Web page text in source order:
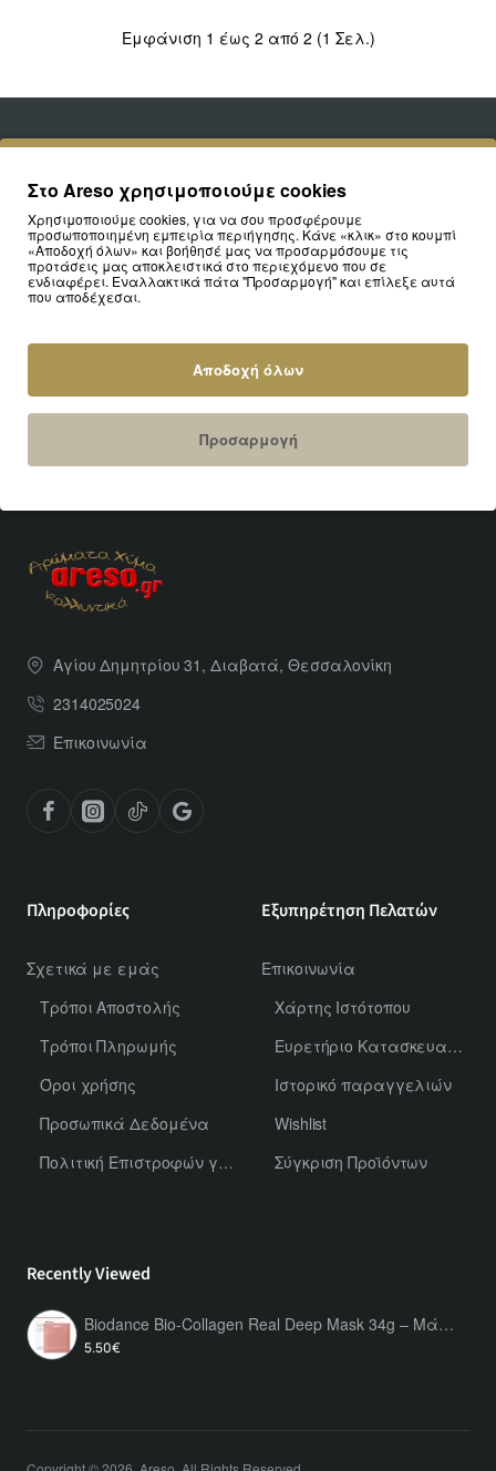
Εμφάνιση 1 έως 2 από 2 (1 Σελ.)
Κάνε Εγγραφή και Κέρδισε
-10%
Μάθε πρώτος τις πιο hot προσφορές! Με την
κουπόνι με έκπτωση -10% για την πρώτη σου
αγορά
Enter
Αγίου Δημητρίου 31, Διαβατά, Θεσσαλονίκη
2314025024
Επικοινωνία
Πληροφορίες
Σχετικά με εμάς
Τρόποι Αποστολής
Τρόποι Πληρωμής
Όροι χρήσης
Προσωπικά Δεδομένα
Πολιτική Επιστροφών για Χύμα Αρώματα
Εξυπηρέτηση Πελατών
Επικοινωνία
Χάρτης Ιστότοπου
Ευρετήριο Κατασκευαστών
Ιστορικό παραγγελιών
Wishlist
Σύγκριση Προϊόντων
Recently Viewed
Biodance Bio-Collagen Real Deep Mask 34g – Μάσκα Υδρογέλης Προσώπου 1τμχ με Κολλαγόνο για Ενυδάτωση, Σύσφιξη & Λάμψη
5.50€
Στο Areso χρησιμοποιούμε cookies
Χρησιμοποιούμε cookies, για να σου προσφέρουμε
προσωποποιημένη εμπειρία περιήγησης. Κάνε «κλικ» στο κουμπί
«Αποδοχή όλων» και βοήθησέ μας να προσαρμόσουμε τις
προτάσεις μας αποκλειστικά στο περιεχόμενο που σε
ενδιαφέρει. Εναλλακτικά πάτα "Προσαρμογή" και επίλεξε αυτά
που αποδέχεσαι.
Αποδοχή όλων
Προσαρμογή